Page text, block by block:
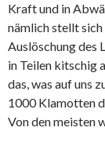
Kraft und in
nämlich stellt
Auslöschung des
in Teilen kitschig
das, was auf uns
1000 Klamotten
Von den meisten